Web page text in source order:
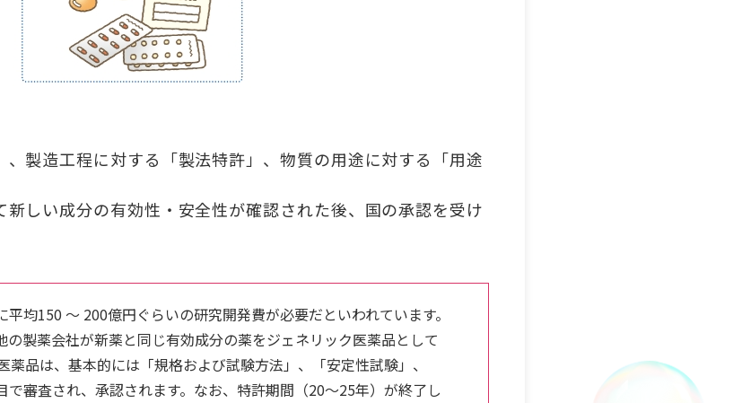
製造工程に対する「製法特許」、物質の用途に対する「用途
しい成分の有効性・安全性が確認された後、国の承認を受け
均150 〜 200億円ぐらいの研究開発費が必要だといわれています。
の製薬会社が新薬と同じ有効成分の薬をジェネリック医薬品として
薬品は、基本的には「規格および試験方法」、「安定性試験」、
で審査され、承認されます。なお、特許期間（20〜25年）が終了し